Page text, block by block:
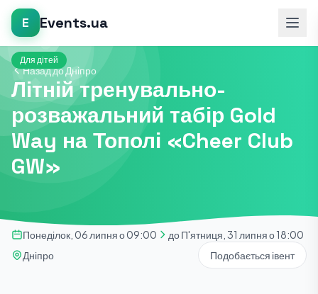
E Events.ua
Назад до Дніпро
Для дітей
Літній тренувально-
розважальний табір Gold
Way на Тополі «Cheer Club
GW»
Понеділок, 06 липня о 09:00
до П'ятниця, 31 липня о 18:00
Дніпро
Подобається івент